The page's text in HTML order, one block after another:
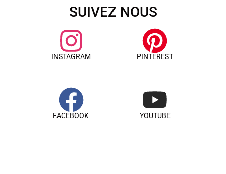
SUIVEZ NOUS
INSTAGRAM
FACEBOOK
PINTEREST
YOUTUBE